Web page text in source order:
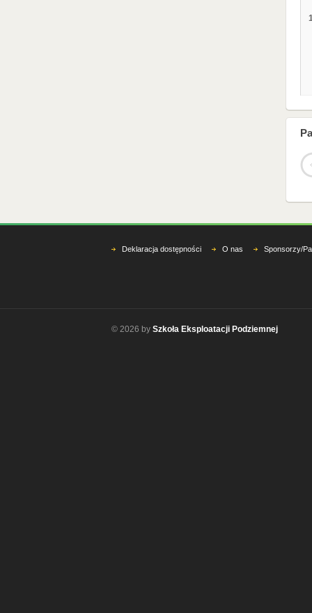
Deklaracja dostępności O nas Sponsorzy/
© 2026 by Szkoła Eksploatacji Podziemnej